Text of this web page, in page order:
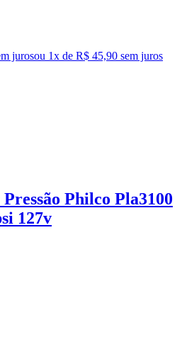
jurosou 1x de R$ 45,90 sem juros
Philco Pla3100
127v